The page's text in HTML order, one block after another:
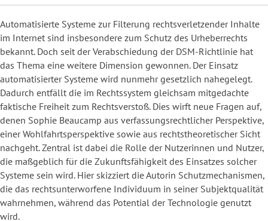
Automatisierte Systeme zur Filterung rechtsverletzender Inhalte
im Internet sind insbesondere zum Schutz des Urheberrechts
bekannt. Doch seit der Verabschiedung der DSM-Richtlinie hat
das Thema eine weitere Dimension gewonnen. Der Einsatz
automatisierter Systeme wird nunmehr gesetzlich nahegelegt.
Dadurch entfällt die im Rechtssystem gleichsam mitgedachte
faktische Freiheit zum Rechtsverstoß. Dies wirft neue Fragen auf,
denen Sophie Beaucamp aus verfassungsrechtlicher Perspektive,
einer Wohlfahrtsperspektive sowie aus rechtstheoretischer Sicht
nachgeht. Zentral ist dabei die Rolle der Nutzerinnen und Nutzer,
die maßgeblich für die Zukunftsfähigkeit des Einsatzes solcher
Systeme sein wird. Hier skizziert die Autorin Schutzmechanismen,
die das rechtsunterworfene Individuum in seiner Subjektqualität
wahrnehmen, während das Potential der Technologie genutzt
wird.